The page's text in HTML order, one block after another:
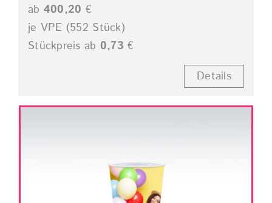
ab 400,20 €
je VPE (552 Stück)
Stückpreis ab 0,73 €
Details